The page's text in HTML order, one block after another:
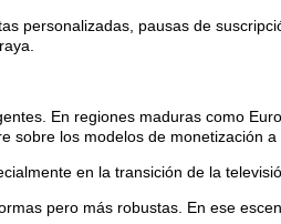
personalizadas, pausas de
En regiones maduras como
sobre los modelos de monetización a
en la transición de la
pero más robustas. En ese